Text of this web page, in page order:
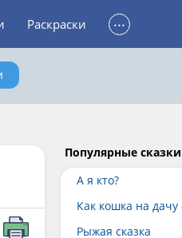
Раскраски ...
Популярные
А я кто?
Как кошка на дачу
Рыжая сказка